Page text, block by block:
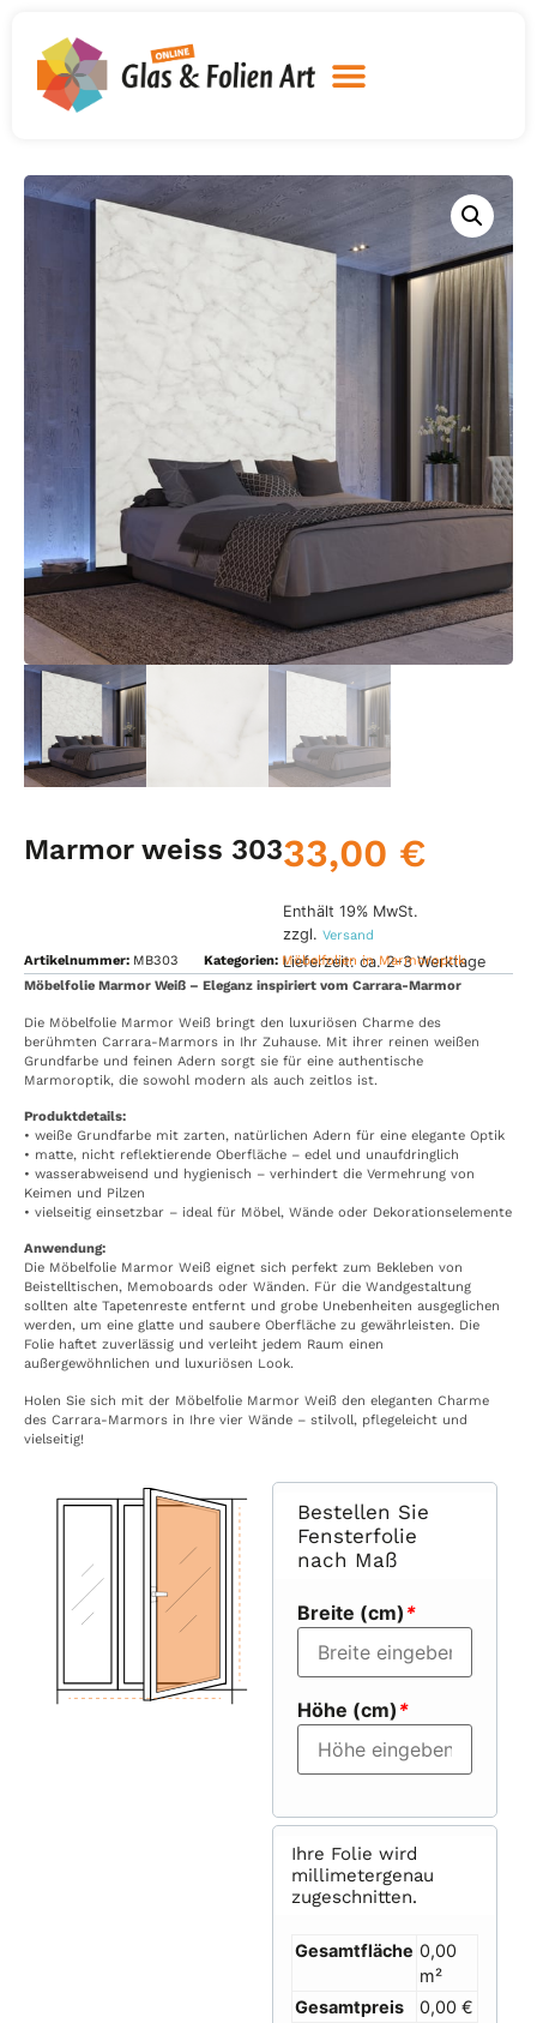
Marmor weiss 30333,00 €
Enthält 19% MwSt.
zzgl. Versand
Lieferzeit: ca. 2-3 Werktage
Artikelnummer: MB303 Kategorien: Möbelfolien in Marmoroptik
Möbelfolie Marmor Weiß – Eleganz inspiriert vom Carrara-Marmor
Die Möbelfolie Marmor Weiß bringt den luxuriösen Charme des
berühmten Carrara-Marmors in Ihr Zuhause. Mit ihrer reinen weißen
Grundfarbe und feinen Adern sorgt sie für eine authentische
Marmoroptik, die sowohl modern als auch zeitlos ist.
Produktdetails:
• weiße Grundfarbe mit zarten, natürlichen Adern für eine elegante Optik
• matte, nicht reflektierende Oberfläche – edel und unaufdringlich
• wasserabweisend und hygienisch – verhindert die Vermehrung von
Keimen und Pilzen
• vielseitig einsetzbar – ideal für Möbel, Wände oder Dekorationselemente
Anwendung:
Die Möbelfolie Marmor Weiß eignet sich perfekt zum Bekleben von
Beistelltischen, Memoboards oder Wänden. Für die Wandgestaltung
sollten alte Tapetenreste entfernt und grobe Unebenheiten ausgeglichen
werden, um eine glatte und saubere Oberfläche zu gewährleisten. Die
Folie haftet zuverlässig und verleiht jedem Raum einen
außergewöhnlichen und luxuriösen Look.
Holen Sie sich mit der Möbelfolie Marmor Weiß den eleganten Charme
des Carrara-Marmors in Ihre vier Wände – stilvoll, pflegeleicht und
vielseitig!
Bestellen Sie
Fensterfolie
nach Maß
Breite (cm) *
Höhe (cm) *
Ihre Folie wird
millimetergenau
zugeschnitten.
Gesamtfläche 0,00
m²
Gesamtpreis
0,00 €